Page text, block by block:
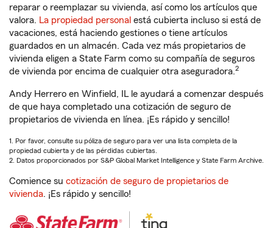
reparar o reemplazar su vivienda, así como los artículos que
valora. La propiedad personal está cubierta incluso si está de
vacaciones, está haciendo gestiones o tiene artículos
guardados en un almacén. Cada vez más propietarios de
vivienda eligen a State Farm como su compañía de seguros
de vivienda por encima de cualquier otra aseguradora.2
Andy Herrero en Winfield, IL le ayudará a comenzar después
de que haya completado una cotización de seguro de
propietarios de vivienda en línea. ¡Es rápido y sencillo!
1. Por favor, consulte su póliza de seguro para ver una lista completa de la
propiedad cubierta y de las pérdidas cubiertas.
2. Datos proporcionados por S&P Global Market Intelligence y State Farm Archive.
Comience su cotización de seguro de propietarios de
vivienda. ¡Es rápido y sencillo!